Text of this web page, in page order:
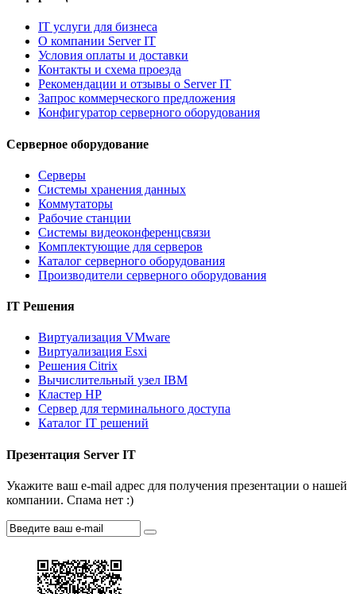
IT услуги для бизнеса
О компании Server IT
Условия оплаты и доставки
Контакты и схема проезда
Рекомендации и отзывы о Server IT
Запрос коммерческого предложения
Конфигуратор серверного оборудования
Серверное оборудование
Серверы
Системы хранения данных
Коммутаторы
Рабочие станции
Системы видеоконференцсвязи
Комплектующие для серверов
Каталог серверного оборудования
Производители серверного оборудования
IT Решения
Виртуализация VMware
Виртуализация Esxi
Решения Citrix
Вычислительный узел IBM
Кластер HP
Сервер для терминального доступа
Каталог IT решений
Презентация Server IT
Укажите ваш e-mail адрес для получения презентации о нашей
компании. Спама нет :)